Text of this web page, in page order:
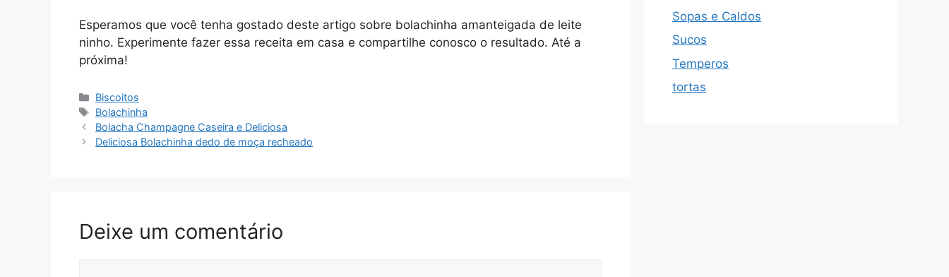
Esperamos que você tenha gostado deste artigo sobre bolachinha amanteigada de leite
ninho. Experimente fazer essa receita em casa e compartilhe conosco o resultado. Até a
próxima!
Categorias
Biscoitos
Tags
Bolachinha
Bolacha Champagne Caseira e Deliciosa
Deliciosa Bolachinha dedo de moça recheado
Deixe um comentário
Sopas e Caldos
Sucos
Temperos
tortas